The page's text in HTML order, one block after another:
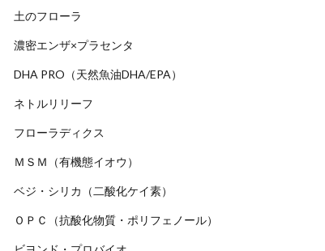
土のフローラ
濃密エンザ×プラセンタ
DHA PRO（天然魚油DHA/EPA）
ネトルリリーフ
フローラディクス
ＭＳＭ（有機態イオウ）
ベジ・シリカ（二酸化ケイ素）
ＯＰＣ（抗酸化物質・ポリフェノール）